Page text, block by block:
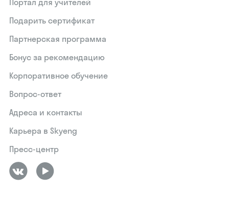
Портал для учителей
Подарить сертификат
Партнерская программа
Бонус за рекомендацию
Корпоративное обучение
Вопрос-ответ
Адреса и контакты
Карьера в Skyeng
Пресс-центр